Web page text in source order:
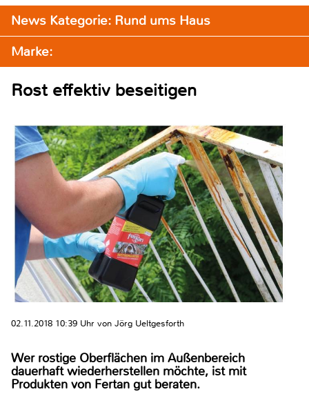
News Kategorie: Rund ums Haus
Marke:
Rost effektiv beseitigen
02.11.2018 10:39 Uhr von Jörg Ueltgesforth
Wer rostige Oberflächen im Außenbereich
dauerhaft wiederherstellen möchte, ist mit
Produkten von Fertan gut beraten.